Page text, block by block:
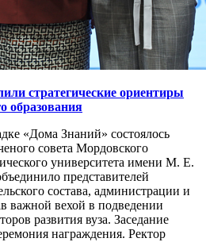
стратегические ориентиры
образования
«Дома Знаний» состоялось
совета Мордовского
университета имени М. Е.
представителей
состава, администрации и
важной вехой в подведении
развития вуза. Заседание
награждения. Ректор